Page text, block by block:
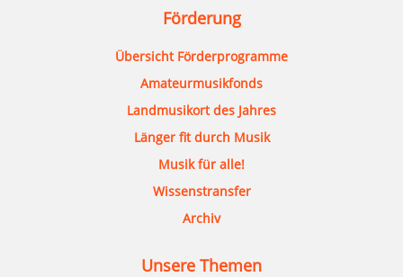
Förderung
Übersicht Förderprogramme
Amateurmusikfonds
Landmusikort des Jahres
Länger fit durch Musik
Musik für alle!
Wissenstransfer
Archiv
Unsere Themen